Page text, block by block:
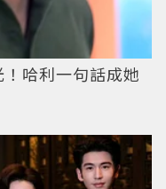
哈利一句話成她